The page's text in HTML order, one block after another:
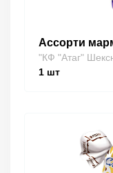
Ассорти
"КФ "Атаг"
1 шт